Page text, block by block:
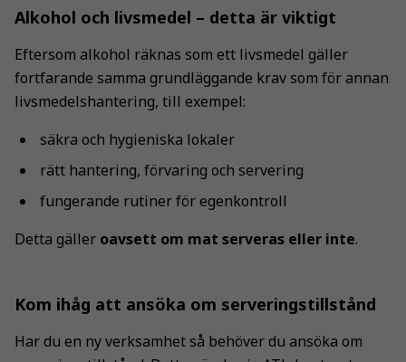
Alkohol och livsmedel – detta är viktigt
Eftersom alkohol räknas som ett livsmedel gäller
fortfarande samma grundläggande krav som för annan
livsmedelshantering, till exempel:
säkra och hygieniska lokaler
rätt hantering, förvaring och servering
fungerande rutiner för egenkontroll
Detta gäller oavsett om mat serveras eller inte.
Kom ihåg att ansöka om serveringstillstånd
Har du en ny verksamhet så behöver du ansöka om